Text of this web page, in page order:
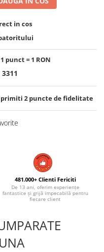
in cos
punct = 1 RON
3311
primiti 2puncte de fidelitate
481.000+ Clienti Fericiti
De 13 ani, oferim experiențe
fantastice și grijă impecabilă pentru
fiecare client